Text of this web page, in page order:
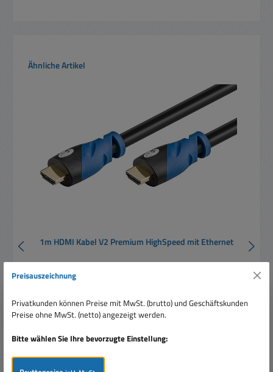
Produktgalerie überspringen
Ähnliche Artikel
1m HDMI Kabel V2 Premium HighSpeed mit Ethernet
Preise inkl. MwSt. zzgl. Versandkosten
Preisauszeichnung
Privatkunden können Preise mit MwSt. (brutto) und Geschäftskunden
Preise ohne MwSt. (netto) angezeigt werden.
Bitte wählen Sie Ihre bevorzugte Einstellung: